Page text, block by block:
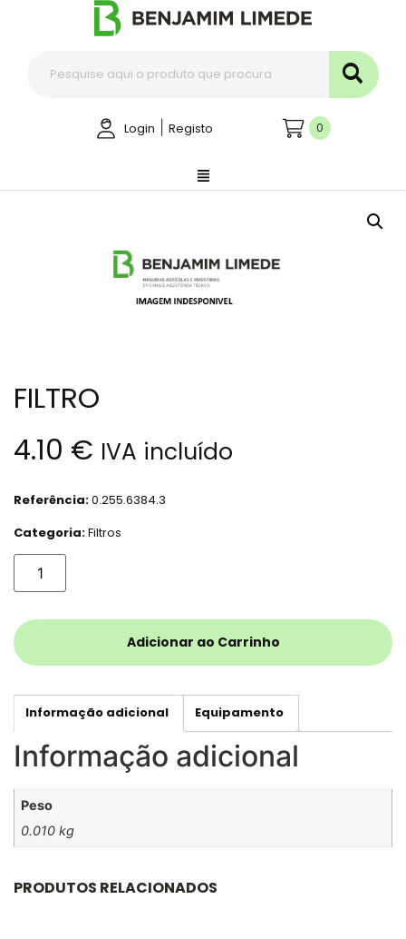
Login Registo 0
FILTRO
4.10 € IVA incluído
Referência:0.255.6384.3
Categoria:Filtros
Adicionar ao Carrinho
Informação adicional Equipamento
Informação adicional
Peso
0.010 kg
PRODUTOS RELACIONADOS